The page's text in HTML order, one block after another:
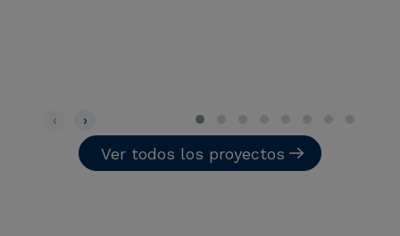
‹ ›
Ver todos los proyectos